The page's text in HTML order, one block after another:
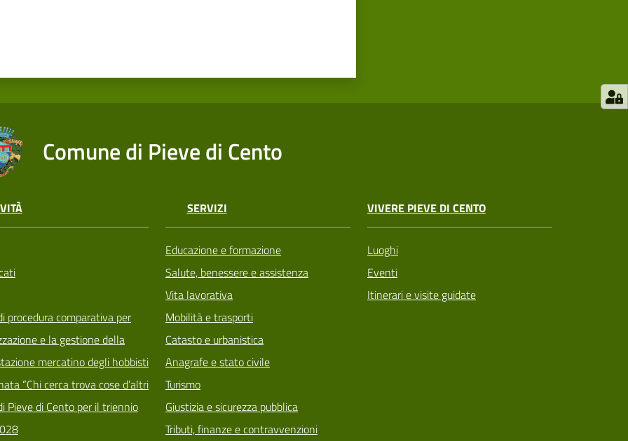
Comune di Pieve di Cento
procedura comparativa per
e la gestione della
mercatino degli hobbisti
“Chi cerca trova cose d’altri
Pieve di Cento per il triennio
SERVIZI
Educazione e formazione
Salute, benessere e assistenza
Vita lavorativa
Mobilità e trasporti
Catasto e urbanistica
Anagrafe e stato civile
Turismo
Giustizia e sicurezza pubblica
Tributi, finanze e contravvenzioni
VIVERE PIEVE DI CENTO
Luoghi
Eventi
Itinerari e visite guidate